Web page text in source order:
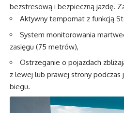
bezstresową i bezpieczną jazdę.
Aktywny tempomat z funkcją
System monitorowania
zasięgu (75 metrów),
Ostrzeganie o pojazdach
z lewej lub prawej strony podczas
biegu.